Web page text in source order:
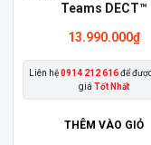
Teams DECT™
13.990.000₫
Liên hệ0914 212 616để
giá Tốt Nhất
THÊM VÀO GIỎ